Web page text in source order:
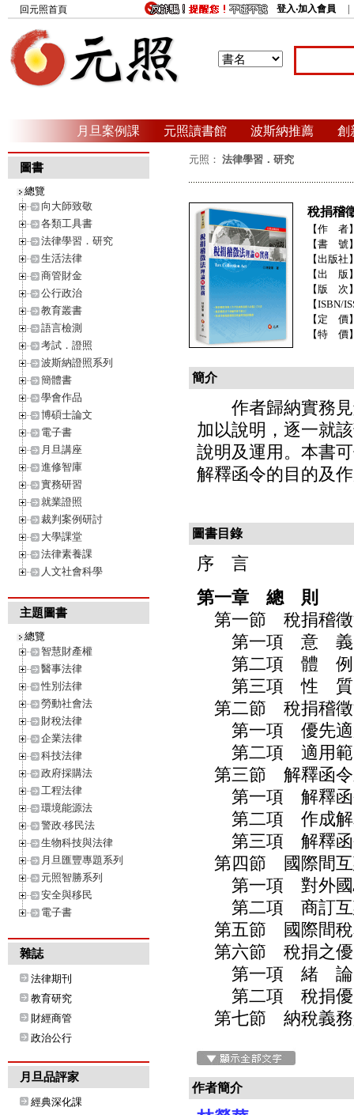
回元照首頁 登入‧加入會員
月旦案例課 元照讀書館 波斯納推薦 創
圖書
總覽
向大師致敬
各類工具書
法律學習．研究
生活法律
商管財金
公行政治
教育叢書
語言檢測
考試．證照
波斯納證照系列
簡體書
學會作品
博碩士論文
電子書
月旦講座
進修智庫
實務研習
就業證照
裁判案例研討
大學課堂
法律素養課
人文社會科學
主題圖書
總覽
智慧財產權
醫事法律
性別法律
勞動社會法
財稅法律
企業法律
科技法律
政府採購法
工程法律
環境能源法
警政‧移民法
生物科技與法律
月旦匯豐專題系列
元照智勝系列
安全與移民
電子書
雜誌
法律期刊
教育研究
財經商管
政治公行
月旦品評家
經典深化課
元照： 法律學習．研究
稅捐稽
【作 者
【書 號
【出版社
【出 版
【版 次
【ISBN/
【定 價
【特 價
簡介
作者歸納實務見
加以說明，逐一就
說明及運用。本書
解釋函令的目的及
圖書目錄
序 言
第一章 總 則
第一節 稅捐稽徵
第一項 意 義
第二項 體 例
第三項 性 質
第二節 稅捐稽徵
第一項 優先適
第二項 適用範
第三節 解釋函令
第一項 解釋函
第二項 作成解
第三項 解釋函令
第四節 國際間互
第一項 對外國
第二項 商訂互
第五節 國際間稅
第六節 稅捐之優
第一項 緒 論
第二項 稅捐優
第七節 納稅義務
作者簡介